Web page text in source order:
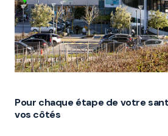
Pour chaque étape de votre
vos côtés